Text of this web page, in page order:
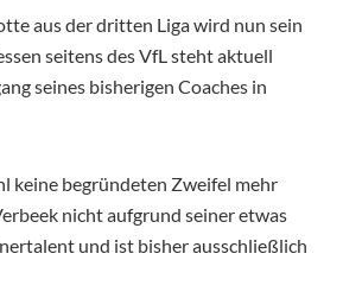
aus der dritten Liga wird nun sein
seitens des VfL steht aktuell
seines bisherigen Coaches in
keine begründeten Zweifel mehr
nicht aufgrund seiner etwas
und ist bisher ausschließlich